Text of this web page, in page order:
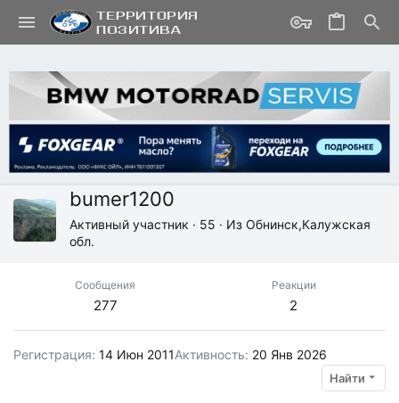
bumer1200
Активный участник · 55 · Из Обнинск,Калужская
обл.
Сообщения
277
Реакции
2
Регистрация 14 Июн 2011Активность 20 Янв 2026
Найти